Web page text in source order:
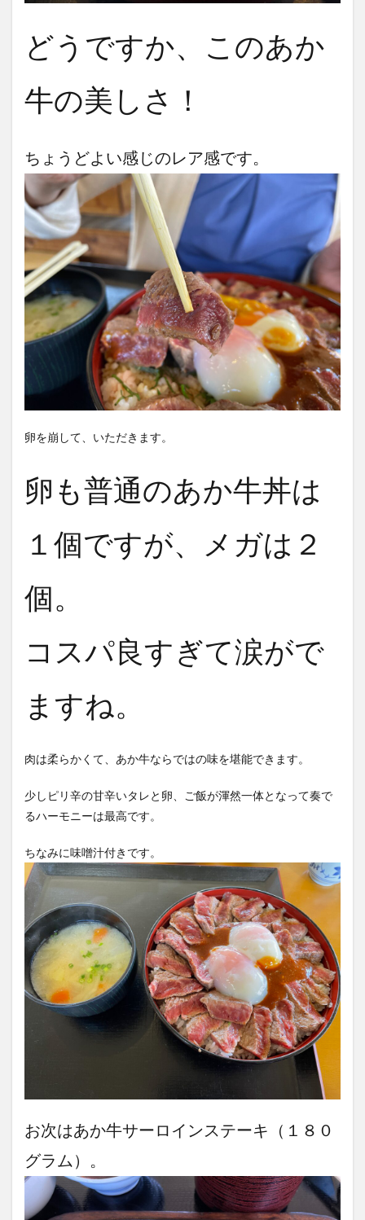
どうですか、このあか
牛の美しさ！
ちょうどよい感じのレア感です。
卵を崩して、いただきます。
卵も普通のあか牛丼は
１個ですが、メガは２
個。
コスパ良すぎて涙がで
ますね。
肉は柔らかくて、あか牛ならではの味を堪能できます。
少しピリ辛の甘辛いタレと卵、ご飯が渾然一体となって奏で
るハーモニーは最高です。
ちなみに味噌汁付きです。
お次はあか牛サーロインステーキ（１８０
グラム）。